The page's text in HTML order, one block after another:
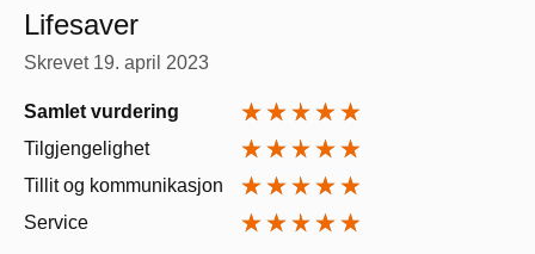
Lifesaver
Skrevet 19. april 2023
Samlet vurdering
Tilgjengelighet
Tillit og kommunikasjon
Service